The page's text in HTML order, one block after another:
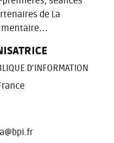
de La
D'INFORMATION